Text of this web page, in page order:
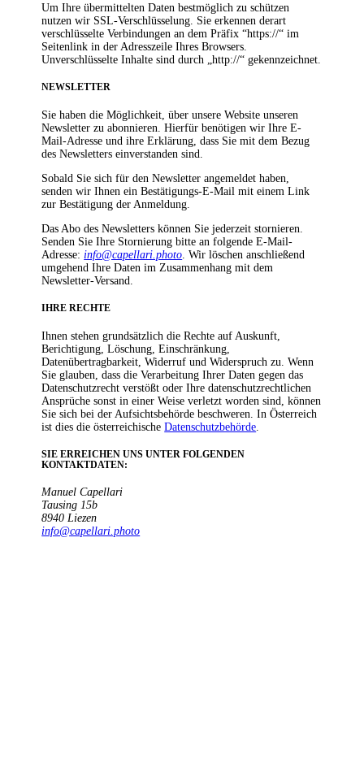
Um Ihre übermittelten Daten bestmöglich zu schützen
nutzen wir SSL-Verschlüsselung. Sie erkennen derart
verschlüsselte Verbindungen an dem Präfix “https://“ im
Seitenlink in der Adresszeile Ihres Browsers.
Unverschlüsselte Inhalte sind durch „http://“ gekennzeichnet.
NEWSLETTER
Sie haben die Möglichkeit, über unsere Website unseren
Newsletter zu abonnieren. Hierfür benötigen wir Ihre E-
Mail-Adresse und ihre Erklärung, dass Sie mit dem Bezug
des Newsletters einverstanden sind.
Sobald Sie sich für den Newsletter angemeldet haben,
senden wir Ihnen ein Bestätigungs-E-Mail mit einem Link
zur Bestätigung der Anmeldung.
Das Abo des Newsletters können Sie jederzeit stornieren.
Senden Sie Ihre Stornierung bitte an folgende E-Mail-
Adresse: info@capellari.photo . Wir löschen anschließend
umgehend Ihre Daten im Zusammenhang mit dem
Newsletter-Versand.
IHRE RECHTE
Ihnen stehen grundsätzlich die Rechte auf Auskunft,
Berichtigung, Löschung, Einschränkung,
Datenübertragbarkeit, Widerruf und Widerspruch zu. Wenn
Sie glauben, dass die Verarbeitung Ihrer Daten gegen das
Datenschutzrecht verstößt oder Ihre datenschutzrechtlichen
Ansprüche sonst in einer Weise verletzt worden sind, können
Sie sich bei der Aufsichtsbehörde beschweren. In Österreich
ist dies die österreichischeDatenschutzbehörde
SIE ERREICHEN UNS UNTER FOLGENDEN
KONTAKTDATEN:
Manuel Capellari
Tausing 15b
8940 Liezen
info@capellari.photo